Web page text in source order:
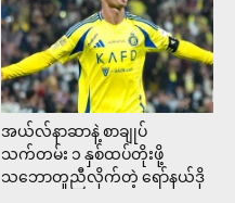
အယ်လ်နာဆာနဲ့ စာချုပ်
သက်တမ်း ၁ နှစ်ထပ်တိုးဖို့
သဘောတူညီလိုက်တဲ့ ရော်နယ်ဒို